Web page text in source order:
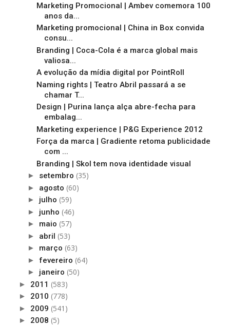
Marketing Promocional | Ambev comemora 100
anos da...
Marketing promocional | China in Box convida
consu...
Branding | Coca-Cola é a marca global mais
valiosa...
A evolução da mídia digital por PointRoll
Naming rights | Teatro Abril passará a se
chamar T...
Design | Purina lança alça abre-fecha para
embalag...
Marketing experience | P&G Experience 2012
Força da marca | Gradiente retoma publicidade
com ...
Branding | Skol tem nova identidade visual
► setembro (35)
► agosto (60)
► julho (59)
► junho (46)
► maio (57)
► abril (53)
► março (63)
► fevereiro (64)
► janeiro (50)
► 2011 (583)
► 2010 (778)
► 2009 (541)
► 2008 (5)